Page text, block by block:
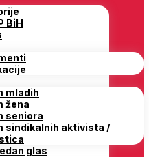
BiH
mladih
žena
seniora
sindikalnih aktivista /
glas